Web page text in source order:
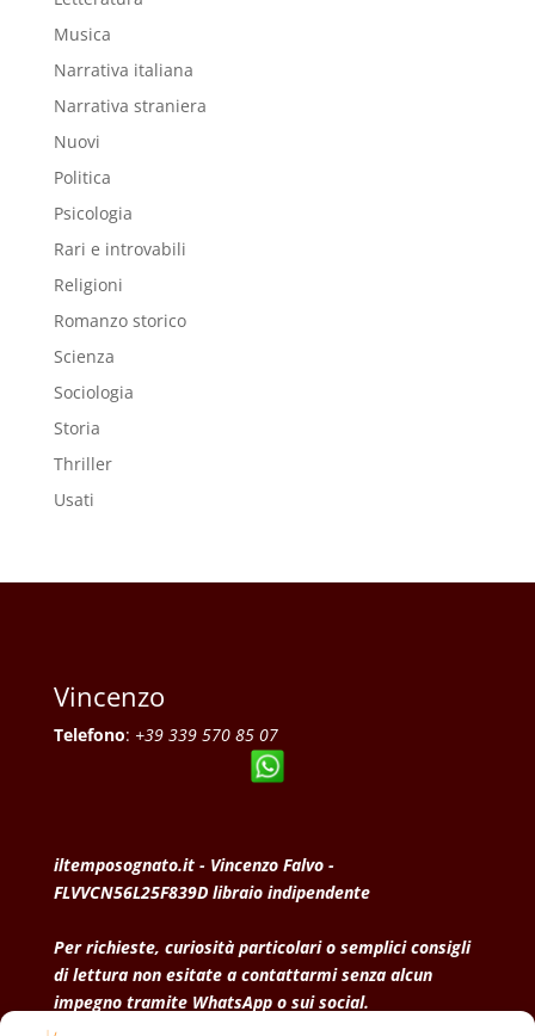
Musica
Narrativa italiana
Narrativa straniera
Nuovi
Politica
Psicologia
Rari e introvabili
Religioni
Romanzo storico
Scienza
Sociologia
Storia
Thriller
Usati
Vincenzo
Telefono: +39 339 570 85 07
iltemposognato.it - Vincenzo Falvo -
FLVVCN56L25F839D libraio indipendente
Per richieste, curiosità particolari o semplici consigli
di lettura non esitate a contattarmi senza alcun
impegno tramite WhatsApp o sui social.